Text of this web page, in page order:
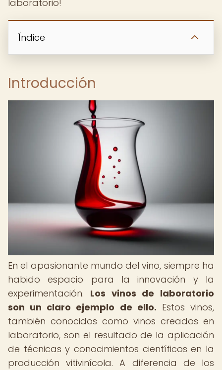
laboratorio!
Índice
Introducción
En el apasionante mundo del vino, siempre ha
habido espacio para la innovación y la
experimentación. Los vinos de laboratorio
son un claro ejemplo de ello. Estos vinos,
también conocidos como vinos creados en
laboratorio, son el resultado de la aplicación
de técnicas y conocimientos científicos en la
producción vitivinícola. A diferencia de los